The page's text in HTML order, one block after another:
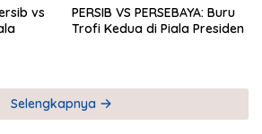
vs
PERSIB VS PERSEBAYA: Buru
Trofi Kedua di Piala Presiden
Selengkapnya